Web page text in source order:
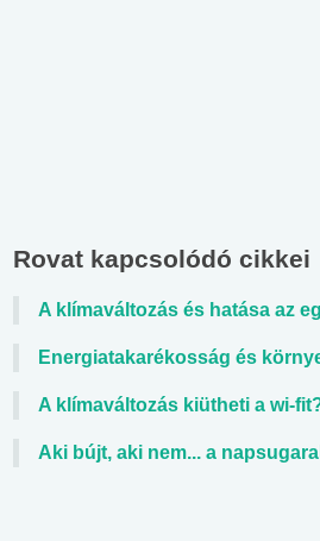
Rovat kapcsolódó cikkei
A klímaváltozás és hatása az
Energiatakarékosság és
A klímaváltozás kiütheti a wi-
Aki bújt, aki nem... a